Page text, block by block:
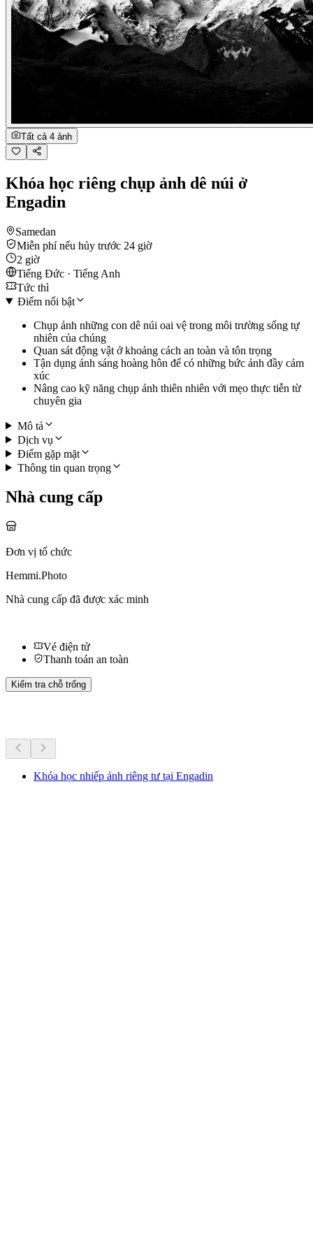
Tất cả 4 ảnh
Khóa học riêng chụp ảnh dê núi ở
Engadin
Samedan
Miễn phí nếu hủy trước 24 giờ
2 giờ
Tiếng Đức · Tiếng Anh
Tức thì
Điểm nổi bật
Chụp ảnh những con dê núi oai vệ trong môi trường sống tự
nhiên của chúng
Quan sát động vật ở khoảng cách an toàn và tôn trọng
Tận dụng ánh sáng hoàng hôn để có những bức ảnh đầy cảm
xúc
Nâng cao kỹ năng chụp ảnh thiên nhiên với mẹo thực tiễn từ
chuyên gia
Mô tả
Dịch vụ
Điểm gặp mặt
Thông tin quan trọng
Nhà cung cấp
Đơn vị tổ chức
Hemmi.Photo
Nhà cung cấp đã được xác minh
Vé điện tử
Thanh toán an toàn
Kiểm tra chỗ trống
Khóa học nhiếp ảnh riêng tư tại Engadin